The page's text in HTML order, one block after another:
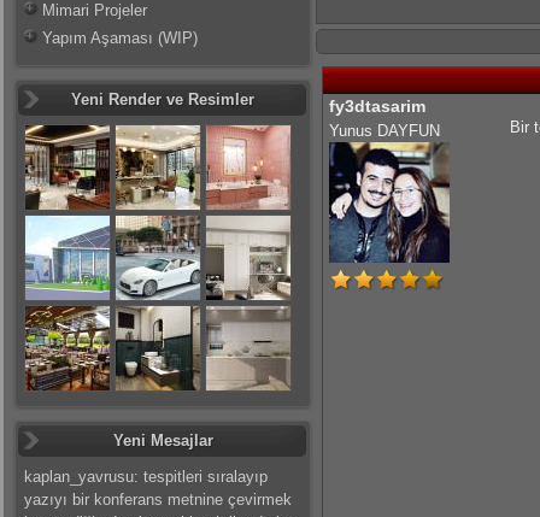
fy3dtasarim
Yunus DAYFUN Bir
Mimari Projeler
Yapım Aşaması (WIP)
Yeni Render ve Resimler
Yeni Mesajlar
kaplan_yavrusu: tespitleri sıralayıp
yazıyı bir konferans metnine çevirmek